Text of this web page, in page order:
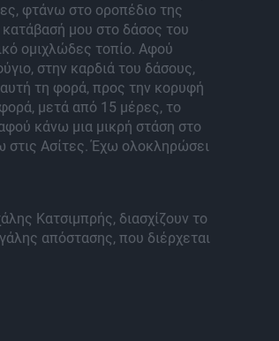
φτάνω στο οροπέδιο της
κατάβασή μου στο δάσος του
ομιχλώδες τοπίο. Αφού
στην καρδιά του δάσους,
τη φορά, προς την κορυφή
μετά από 15 μέρες, το
κάνω μια μικρή στάση στο
στις Ασίτες. Έχω ολοκληρώσει
Κατσιμπρής, διασχίζουν το
απόστασης, που διέρχεται